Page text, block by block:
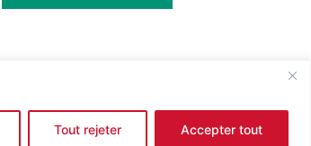
Tout rejeter Accepter tout